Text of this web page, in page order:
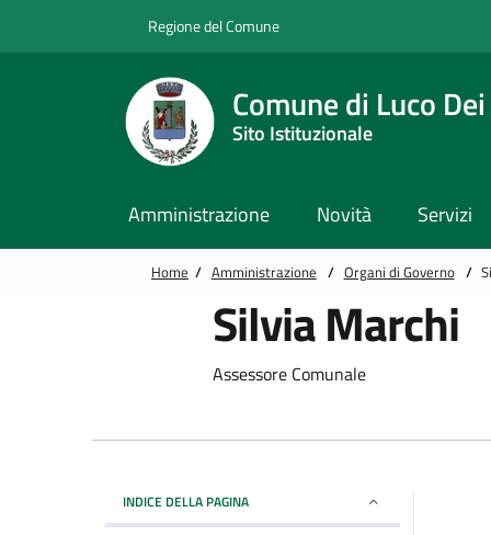
Regione del Comune
Comune di Luco
Sito Istituzionale
Amministrazione Novità Servizi
Home / Amministrazione / Organi di Governo /
Silvia Marchi
Assessore Comunale
INDICE DELLA PAGINA